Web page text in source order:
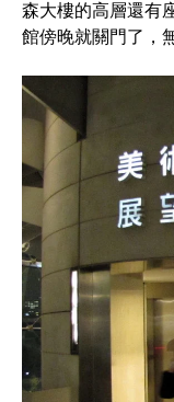
森大樓的高層還有
館傍晚就關門了，